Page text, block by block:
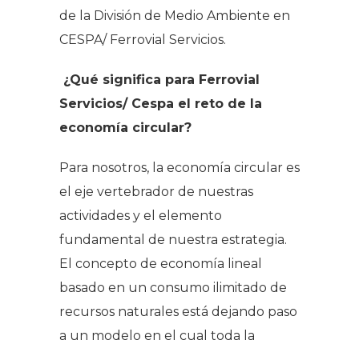
de la División de Medio Ambiente en
CESPA/ Ferrovial Servicios.
¿Qué significa para Ferrovial
Servicios/ Cespa el reto de la
economía circular?
Para nosotros, la economía circular es
el eje vertebrador de nuestras
actividades y el elemento
fundamental de nuestra estrategia.
El concepto de economía lineal
basado en un consumo ilimitado de
recursos naturales está dejando paso
a un modelo en el cual toda la